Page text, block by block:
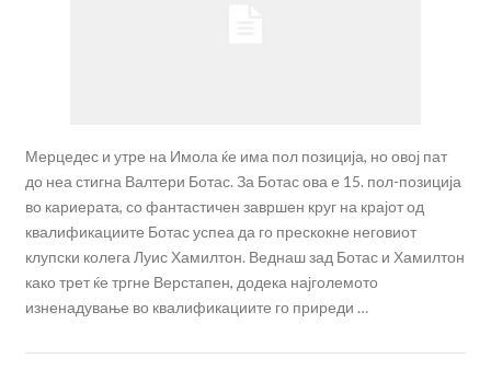
Мерцедес и утре на Имола ќе има пол позиција, но овој пат
до неа стигна Валтери Ботас. За Ботас ова е 15. пол-позиција
во кариерата, со фантастичен завршен круг на крајот од
квалификациите Ботас успеа да го прескокне неговиот
клупски колега Луис Хамилтон. Веднаш зад Ботас и Хамилтон
како трет ќе тргне Верстапен, додека најголемото
изненадување во квалификациите го приреди …